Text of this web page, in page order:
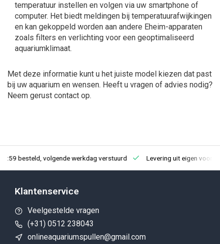
temperatuur instellen en volgen via uw smartphone of
computer. Het biedt meldingen bij temperatuurafwijkingen
en kan gekoppeld worden aan andere Eheim-apparaten
zoals filters en verlichting voor een geoptimaliseerd
aquariumklimaat.
Met deze informatie kunt u het juiste model kiezen dat past
bij uw aquarium en wensen. Heeft u vragen of advies nodig?
Neem gerust contact op.
besteld, volgende werkdag verstuurd Levering uit eigen
Klantenservice
Veelgestelde vragen
(+31) 0512 238043
onlineaquariumspullen@gmail.com